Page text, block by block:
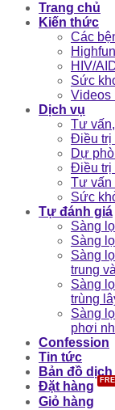
Trang chủ
Kiến thức
Các
HIV/
Sức
Videos
Dịch vụ
Tư
Điều trị
Dự
Điều trị
Tư vấn
Sức
Tự đánh giá
Sàng
Sàng
Sàng
trung
Sàng
trùng
Sàng
phơi
Confession
Tin tức
Bản đồ dịch
Đặt hàng
Giỏ hàng